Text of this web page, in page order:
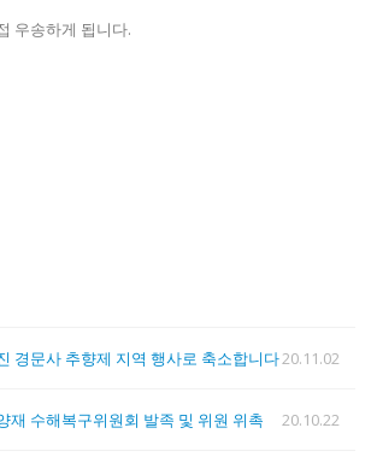
우송하게 됩니다.
경문사 추향제 지역 행사로 축소합니다20.11.02
재 수해복구위원회 발족 및 위원 위촉 20.10.22